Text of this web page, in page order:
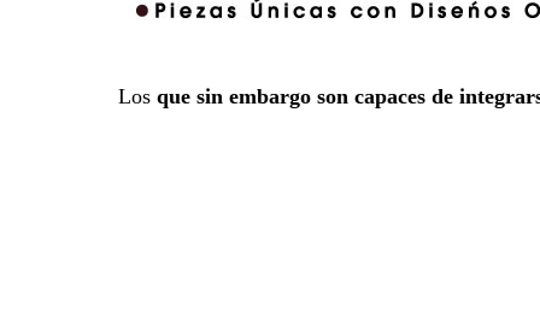
Los que sin embargo son capaces de